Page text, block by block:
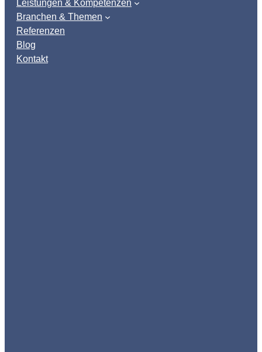
Leistungen & Kompetenzen
Branchen & Themen
Referenzen
Blog
Kontakt